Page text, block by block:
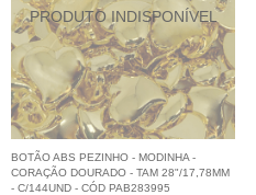
BOTÃO ABS PEZINHO - MODINHA -
CORAÇÃO DOURADO - TAM 28"/17,78MM
- C/144UND - CÓD PAB283995